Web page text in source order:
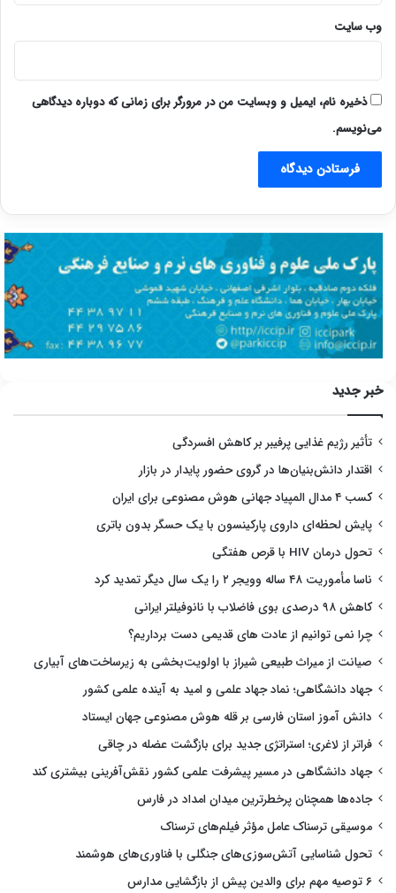
وب‌ سایت
ذخیره نام، ایمیل و وبسایت من در مرورگر برای زمانی که دوباره دیدگاهی
می‌نویسم.
خبر جدید
تأثیر رژیم غذایی پرفیبر بر کاهش افسردگی
اقتدار دانش‌بنیان‌ها در گروی حضور پایدار در بازار
کسب ۴ مدال المپیاد جهانی هوش مصنوعی برای ایران
پایش لحظه‌ای داروی پارکینسون با یک حسگر بدون باتری
تحول درمان HIV با قرص هفتگی
ناسا مأموریت ۴۸ ساله وویجر ۲ را یک سال دیگر تمدید کرد
کاهش ۹۸ درصدی بوی فاضلاب با نانوفیلتر ایرانی
چرا نمی توانیم از عادت های قدیمی دست برداریم؟
صیانت از میراث طبیعی شیراز با اولویت‌بخشی به زیرساخت‌های آبیاری
جهاد دانشگاهی؛ نماد جهاد علمی و امید به آینده علمی کشور
دانش آموز استان فارسی بر قله هوش مصنوعی جهان ایستاد
فراتر از لاغری؛ استراتژی جدید برای بازگشت عضله در چاقی
جهاد دانشگاهی در مسیر پیشرفت علمی کشور نقش‌آفرینی بیشتری کند
جاده‌ها همچنان پرخطرترین میدان امداد در فارس
موسیقی ترسناک عامل مؤثر فیلم‌های ترسناک
تحول شناسایی آتش‌سوزی‌های جنگلی با فناوری‌های هوشمند
۶ توصیه مهم برای والدین پیش از بازگشایی مدارس